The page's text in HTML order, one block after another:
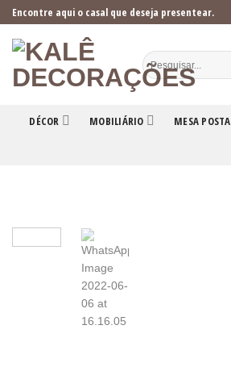
Skip
to
content
Encontre aqui o casal que deseja presentear.
DÉCOR MOBILIÁRIO MESA POSTA